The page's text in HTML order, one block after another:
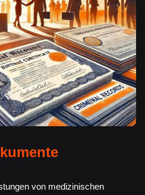
von medizinischen